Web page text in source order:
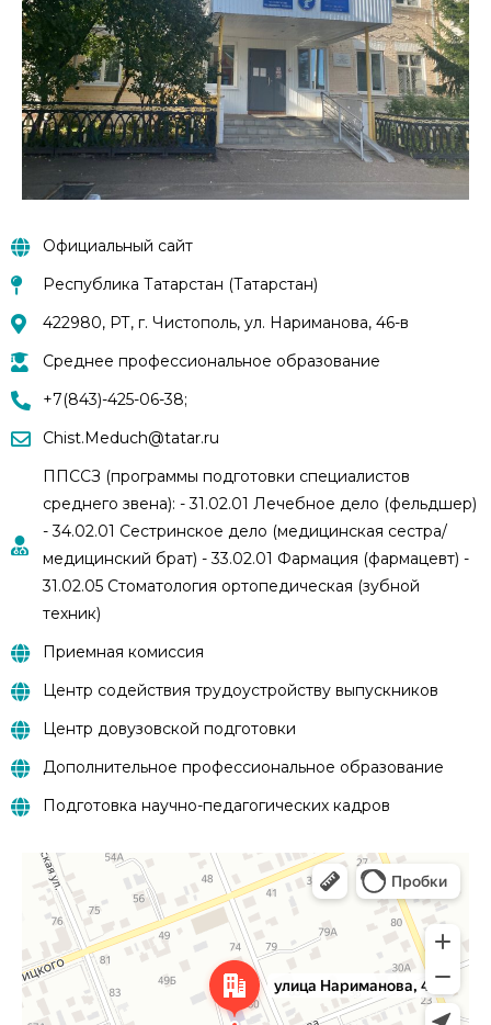
Официальный сайт
Республика Татарстан (Татарстан)
422980, РТ, г. Чистополь, ул. Нариманова, 46-в
Среднее профессиональное образование
+7(843)-425-06-38;
Chist.Meduch@tatar.ru
ППССЗ (программы подготовки специалистов
среднего звена): - 31.02.01 Лечебное дело (фельдшер)
- 34.02.01 Сестринское дело (медицинская сестра/
медицинский брат) - 33.02.01 Фармация (фармацевт) -
31.02.05 Стоматология ортопедическая (зубной
техник)
Приемная комиссия
Центр содействия трудоустройству выпускников
Центр довузовской подготовки
Дополнительное профессиональное образование
Подготовка научно-педагогических кадров
Чистополь
Улица Нариманова, 46В — Яндекс.Карты